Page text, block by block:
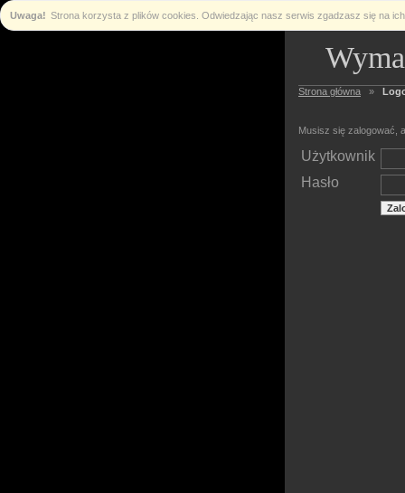
Uwaga! Strona korzysta z plików cookies. Odwiedzając nasz serwis zgadzasz się na
Strona główna »
Musisz się zalogować,
Użytkownik
Hasło